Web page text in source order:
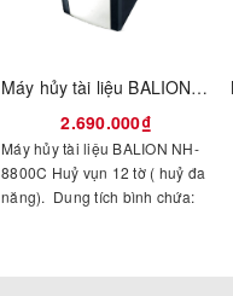
Máy hủy tài liệu BALION NH-8800C
2.690.000₫
Máy hủy tài liệu BALION NH-
8800C Huỷ vụn 12 tờ ( huỷ đa
năng). Dung tích bình chứa: